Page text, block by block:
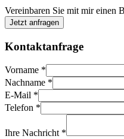
Vereinbaren Sie mit mir einen
Jetzt anfragen
Kontaktanfrage
Vorname *
Nachname *
E-Mail *
Telefon *
Ihre Nachricht *